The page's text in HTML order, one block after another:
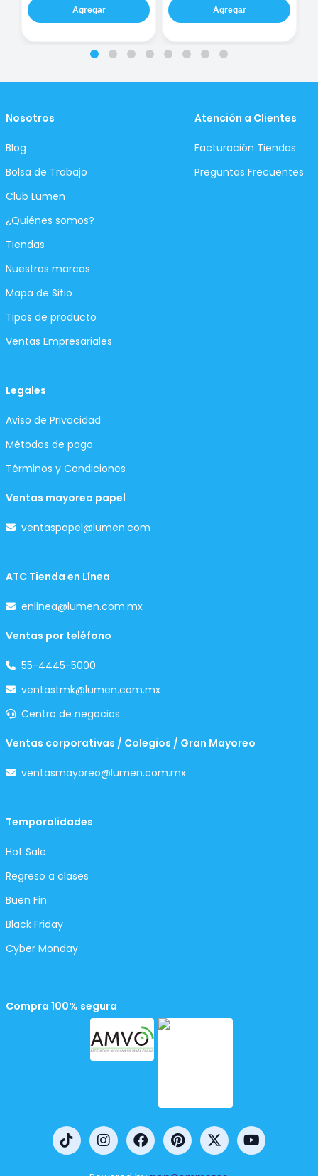
Agregar Agregar
Nosotros
Blog
Bolsa de Trabajo
Club Lumen
¿Quiénes somos?
Tiendas
Nuestras marcas
Mapa de Sitio
Tipos de producto
Ventas Empresariales
Atención a Clientes
Facturación Tiendas
Preguntas Frecuentes
Legales
Aviso de Privacidad
Métodos de pago
Términos y Condiciones
Ventas mayoreo papel
ventaspapel@lumen.com
ATC Tienda en Línea
enlinea@lumen.com.mx
Ventas por teléfono
55-4445-5000
ventastmk@lumen.com.mx
Centro de negocios
Ventas corporativas / Colegios / Gran Mayoreo
ventasmayoreo@lumen.com.mx
Temporalidades
Hot Sale
Regreso a clases
Buen Fin
Black Friday
Cyber Monday
Compra 100% segura